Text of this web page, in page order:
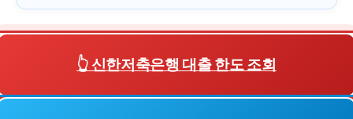
👆 신한저축은행 대출 한도 조회